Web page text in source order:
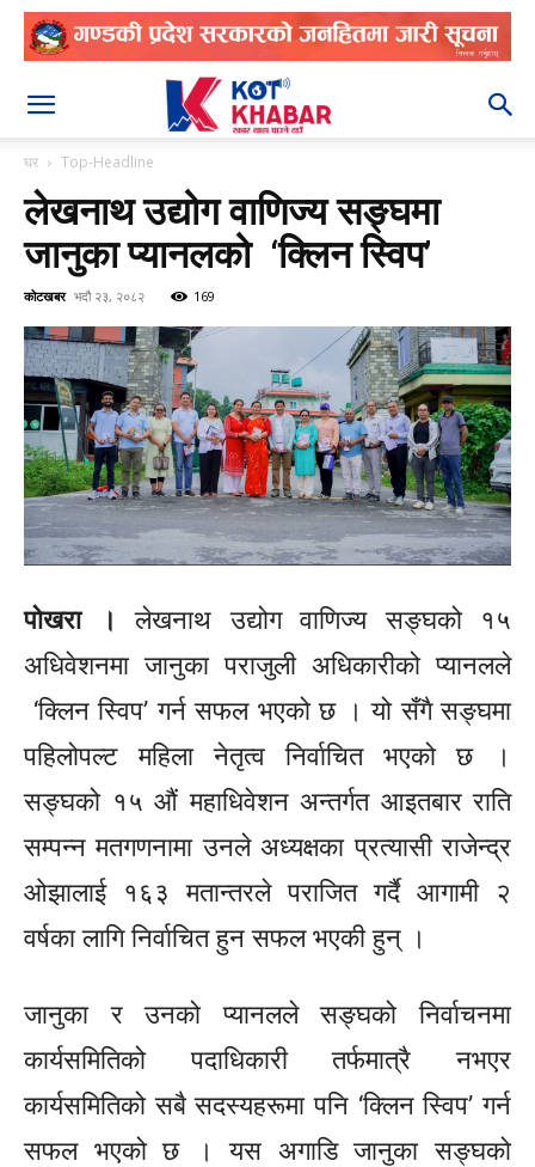
घर Top-Headline
लेखनाथ उद्योग वाणिज्य सङ्घमा
जानुका प्यानलको ‘क्लिन स्विप’
कोटखबर भदौ २३, २०८२ 169
पोखरा । लेखनाथ उद्योग वाणिज्यसङ्घको१५
अधिवेशनमा जानुका पराजुली अधिकारीको प्यानलले
‘क्लिनस्विप’ गर्न सफल भएको छ । यो सँगैसङ्घमा
पहिलोपल्ट महिला नेतृत्व निर्वाचित भएको छ ।
सङ्घको१५ औंमहाधिवेशन अन्तर्गतआइतबार राति
सम्पन्न मतगणनामा उनले अध्यक्षका प्रत्यासी राजेन्द्र
ओझालाई १६३ मतान्तरले पराजित गर्दै आगामी २
वर्षका लागि निर्वाचित हुन सफल भएकी हुन् ।
जानुका र उनको प्यानललेसङ्घको
निर्वाचनमा
कार्यसमितिको पदाधिकारीतर्फमात्रै नभएर
कार्यसमितिको सबैसदस्यहरूमापनि ‘क्लिनस्विप’ गर्न
सफल भएको छ । यस अगाडि जानुकासङ्घको